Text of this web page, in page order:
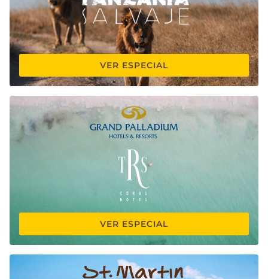
VER ESPECIAL
VER ESPECIAL